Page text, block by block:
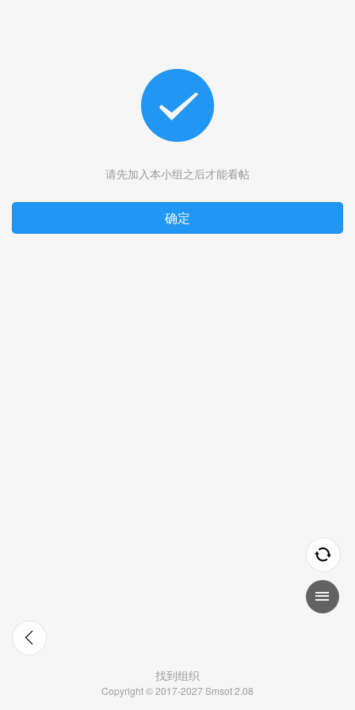
请先加入本小组之后才能看帖
确定
找到组织
Copyright © 2017-2027 Smsot 2.08